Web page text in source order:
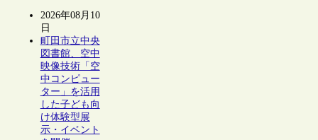
2026年08月10
日
町田市立中央
図書館、空中
映像技術「空
中コンピュー
ター」を活用
した子ども向
け体験型展
示・イベント